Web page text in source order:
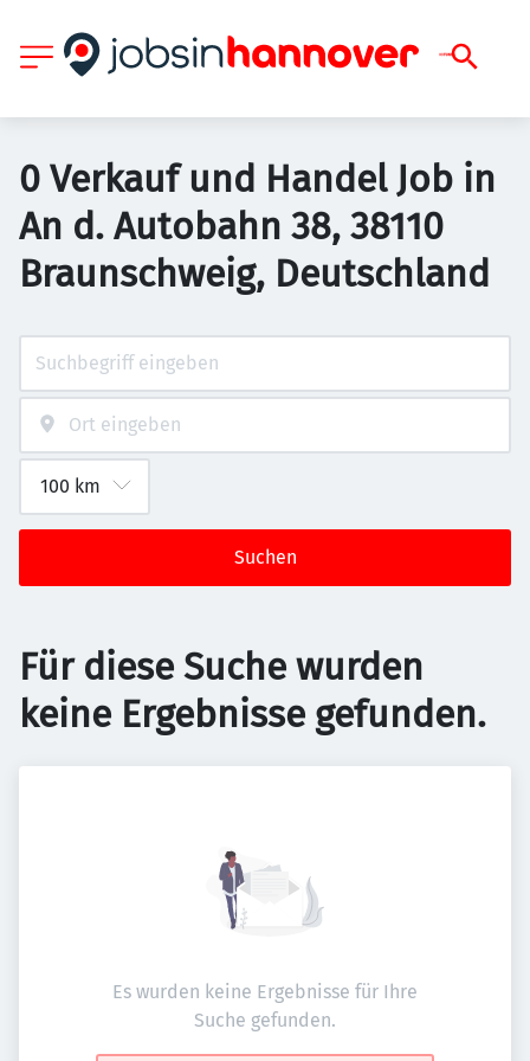
0 Verkauf und Handel Job in
An d. Autobahn 38, 38110
Braunschweig, Deutschland
Suchen
Für diese Suche wurden
keine Ergebnisse gefunden.
Es wurden keine Ergebnisse für Ihre
Suche gefunden.